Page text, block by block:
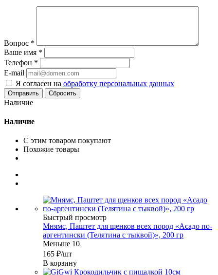
Вопрос *
Ваше имя *
Телефон *
E-mail
Я согласен на обработку персональных данных
Сбросить
Наличие
Наличие
С этим товаром покупают
Похожие товары
Быстрый просмотр
Мнямс, Паштет для щенков всех пород «Асадо по-
аргентински (Телятина с тыквой)», 200 гр
Меньше 10
165 ₽/шт
В корзину